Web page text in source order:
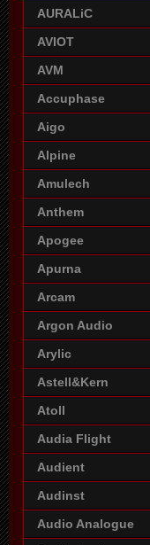
AURALiC
AVIOT
AVM
Accuphase
Aigo
Alpine
Amulech
Anthem
Apogee
Apurna
Arcam
Argon Audio
Arylic
Astell&Kern
Atoll
Audia Flight
Audient
Audinst
Audio Analogue